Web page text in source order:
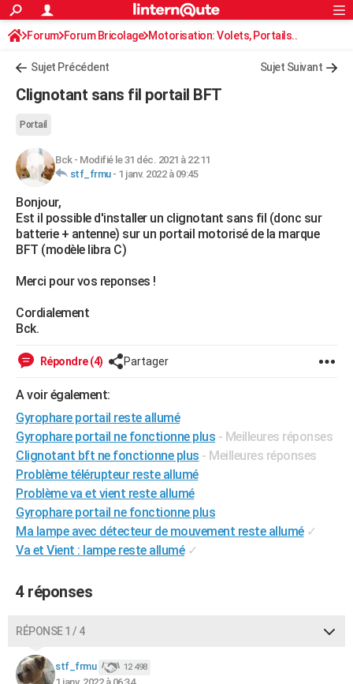
ACTUALITÉS
Politique
Société
Faits Divers
Education
Monde
Villes
+
AUTO
Essais
Réserver un essai
Citadines
Berlines
SUV
Forum auto
+HIGH-TECH
Mobiles
Meilleur smartphone
Internet
Ordinateurs
Jeux vidéo
Guide high-tech
+BRICOLAGE
Forum
Aménagement intérieur
Extérieur
Cuisine
Salle de bains
Jardinage
Rangement
WEEK-END
LIFESTYLE
SANTE
Alimentation
Guide de la santé
Maladies
Médicaments
Sommeil
Destinations
City break
Voyage nature
Voyage de noces
Forum
Climat
GUIDES D'ACHAT
BONS PLANS
CARTE DE VOEUX
Carte de Noël
Carte Bonne année
Carte Saint-Valentin
Carte Pâques
Carte d'anniversaire
DICTIONNAIRE
Dictionnaire
Biographies
Citations
Expressions
Proverbes
PROGRAMME TV
S'inscrire
Se connecter
Lycées
Collèges
Primaires
Universités
Entreprises
Service militaire
Avis de recherche
AVIS DE DÉCÈS
FORUM
Bricolage
Lifestyle
Culture
Sport
Auto
Television
Voyage
Cinema
Rechercher
S'inscrire
Connexion
Forum Forum Bricolage Motorisation: Volets, Portails..
Sujet Précédent Sujet Suivant
Clignotant sans fil portail BFT
Portail
Bck- Modifié le 31 déc. 2021 à 22:11
stf_frmu- 1 janv. 2022 à 09:45
Bonjour,
Est il possible d'installer un clignotant sans fil (donc sur
batterie + antenne) sur un portail motorisé de la marque
BFT (modèle libra C)
Merci pour vos reponses !
Cordialement
Bck.
Répondre (4) Partager
A voir également:
Gyrophare portail reste allumé
Gyrophare portail ne fonctionne plus - Meilleures réponses
Clignotant bft ne fonctionne plus - Meilleures réponses
Problème télérupteur reste allumé
Problème va et vient reste allumé
Gyrophare portail ne fonctionne plus
Ma lampe avec détecteur de mouvement reste allumé ✓
Va et Vient : lampe reste allumé ✓
4 réponses
RÉPONSE 1 / 4
stf_frmu 12 498